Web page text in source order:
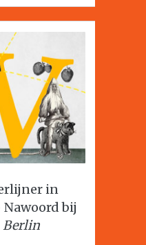
in
bij
Berlin